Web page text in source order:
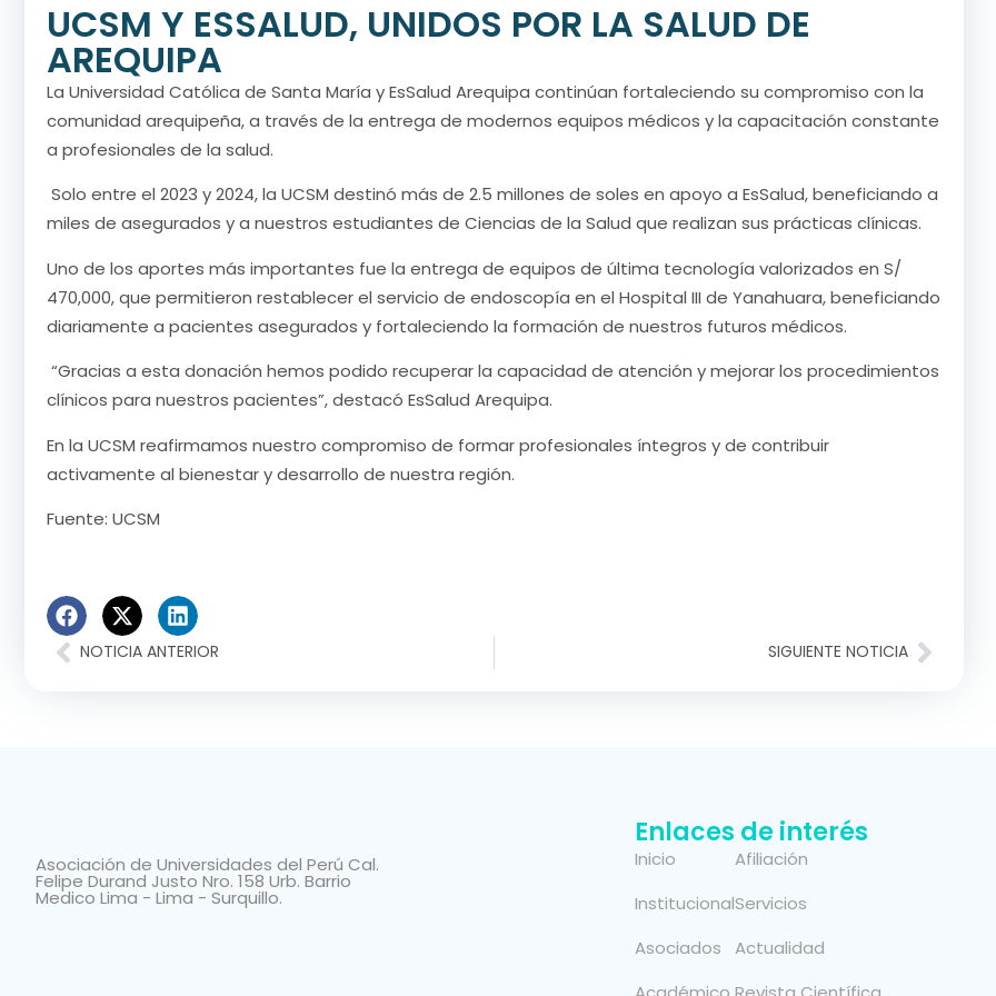
UCSM Y ESSALUD, UNIDOS POR LA SALUD DE
AREQUIPA
La Universidad Católica de Santa María y EsSalud Arequipa continúan fortaleciendo su compromiso con la
comunidad arequipeña, a través de la entrega de modernos equipos médicos y la capacitación constante
a profesionales de la salud.
Solo entre el 2023 y 2024, la UCSM destinó más de 2.5 millones de soles en apoyo a EsSalud, beneficiando a
miles de asegurados y a nuestros estudiantes de Ciencias de la Salud que realizan sus prácticas clínicas.
Uno de los aportes más importantes fue la entrega de equipos de última tecnología valorizados en S/
470,000, que permitieron restablecer el servicio de endoscopía en el Hospital III de Yanahuara, beneficiando
diariamente a pacientes asegurados y fortaleciendo la formación de nuestros futuros médicos.
“Gracias a esta donación hemos podido recuperar la capacidad de atención y mejorar los procedimientos
clínicos para nuestros pacientes”, destacó EsSalud Arequipa.
En la UCSM reafirmamos nuestro compromiso de formar profesionales íntegros y de contribuir
activamente al bienestar y desarrollo de nuestra región.
Fuente: UCSM
NOTICIA ANTERIOR SIGUIENTE NOTICIA
Asociación de Universidades del Perú Cal.
Felipe Durand Justo Nro. 158 Urb. Barrio
Medico Lima - Lima - Surquillo.
Enlaces de interés
Inicio
Institucional
Asociados
Afiliación
Servicios
Actualidad